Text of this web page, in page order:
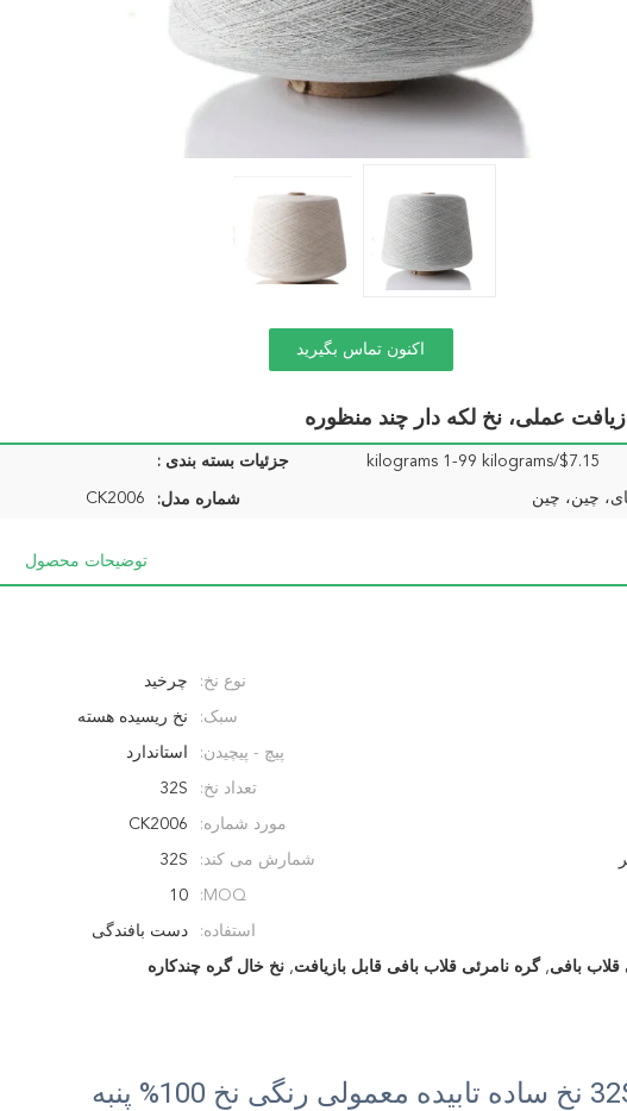
اکنون تماس بگیرید
عملی، نخ لکه دار چند منظوره
$7.15/kilograms 1-99 kilograms جزئیات بسته بندی :
چین، چین شماره مدل: CK2006
توضیحات محصول
نوع نخ: چرخید
سبک: نخ ریسیده هسته
پیچ - پیچیدن: استاندارد
تعداد نخ: 32S
مورد شماره: CK2006
شمارش می کند: 32S
MOQ:
10
استفاده: دست بافندگی
قلاب بافی, گره نامرئی قلاب بافی قابل بازیافت, نخ خال گره چندکاره